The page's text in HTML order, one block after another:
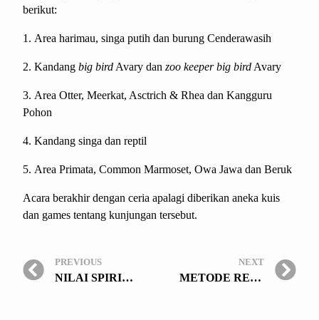
berikut:
Area harimau, singa putih dan burung Cenderawasih
Kandangbig birdAvary danzoo keeper big birdAvary
Area Otter, Meerkat, Asctrich & Rhea dan Kangguru
Pohon
Kandang singa dan reptil
Area Primata, Common Marmoset, Owa Jawa dan Beruk
Acara berakhir dengan ceria apalagi diberikan aneka kuis
dan games tentang kunjungan tersebut.
PREVIOUS
NILAI SPIRITUAL SEBAGAI HIKMAH ISRA’ MI’RAJ
NEXT
METODE READ ALOUD CERDASKAN SISWA SEJAK DINI